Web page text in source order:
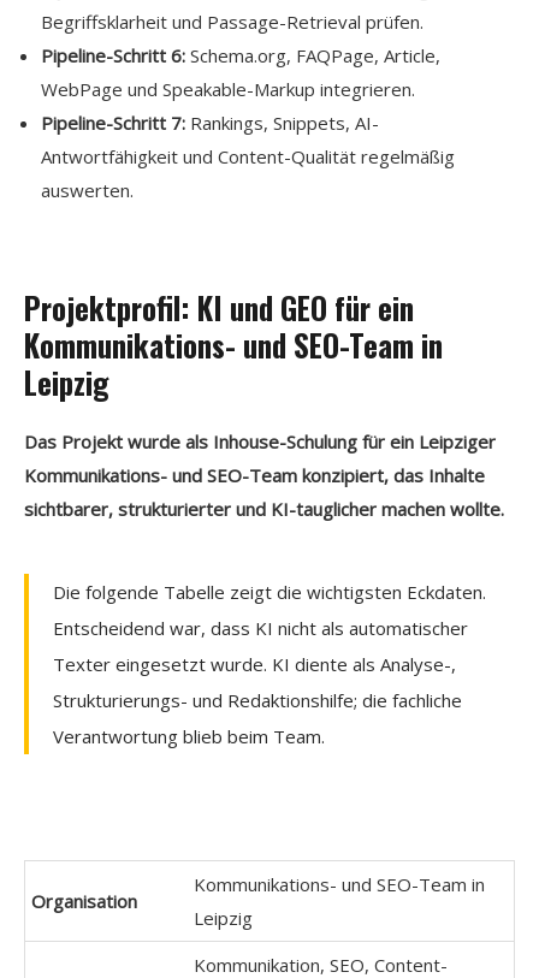
Begriffsklarheit und Passage-Retrieval prüfen.
Pipeline-Schritt 6: Schema.org, FAQPage, Article,
WebPage und Speakable-Markup integrieren.
Pipeline-Schritt 7: Rankings, Snippets, AI-
Antwortfähigkeit und Content-Qualität regelmäßig
auswerten.
Projektprofil: KI und GEO für ein
Kommunikations- und SEO-Team in
Leipzig
Das Projekt wurde als Inhouse-Schulung für ein Leipziger
Kommunikations- und SEO-Team konzipiert, das Inhalte
sichtbarer, strukturierter und KI-tauglicher machen wollte.
Die folgende Tabelle zeigt die wichtigsten Eckdaten.
Entscheidend war, dass KI nicht als automatischer
Texter eingesetzt wurde. KI diente als Analyse-,
Strukturierungs- und Redaktionshilfe; die fachliche
Verantwortung blieb beim Team.
Organisation
Kommunikations- und SEO-Team in
Leipzig
Kommunikation, SEO, Content-